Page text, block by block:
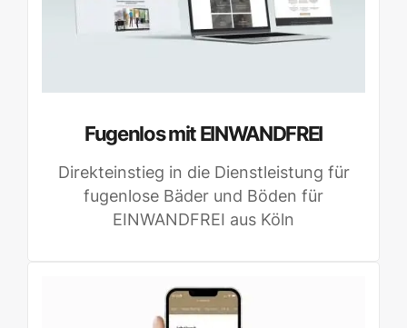
Fugenlos mit EINWANDFREI
Direkteinstieg in die Dienstleistung für
fugenlose Bäder und Böden für
EINWANDFREI aus Köln